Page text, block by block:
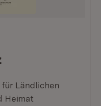
Ländlichen
Heimat